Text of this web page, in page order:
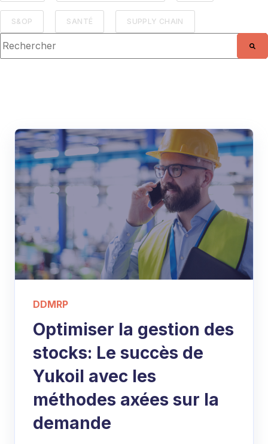
S&OP SANTÉ SUPPLY CHAIN
Il s'agit d'un champ de recherche auquel est associée une
DDMRP
Optimiser la gestion des
stocks: Le succès de
Yukoil avec les
méthodes axées sur la
demande